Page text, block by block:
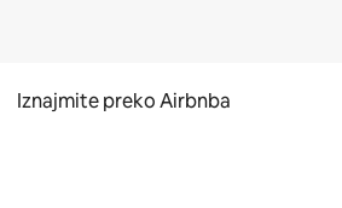
Iznajmite preko Airbnba